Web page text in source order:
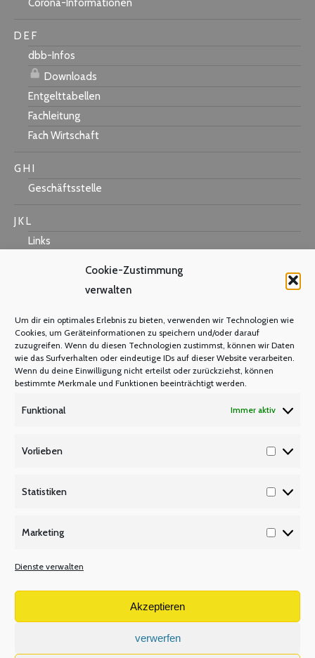
Cookie-Zustimmung
verwalten
Um dir ein optimales Erlebnis zu bieten, verwenden wir Technologien wie
Cookies, um Geräteinformationen zu speichern und/oder darauf
zuzugreifen. Wenn du diesen Technologien zustimmst, können wir Daten
wie das Surfverhalten oder eindeutige IDs auf dieser Website verarbeiten.
Wenn du deine Einwilligung nicht erteilst oder zurückziehst, können
bestimmte Merkmale und Funktionen beeinträchtigt werden.
Funktional Immer aktiv
Vorlieben
Statistiken
Marketing
Dienste verwalten
Akzeptieren
verwerfen
Corona-Informationen
D E F
dbb-Infos
Downloads
Entgelttabellen
Fachleitung
Fach Wirtschaft
G H I
Geschäftsstelle
J K L
Links
Mastercard
Warum Mitglied werden?
Mitgliedsbeitrag
Mitglied werden
Tarifbeschäftigte
V W X